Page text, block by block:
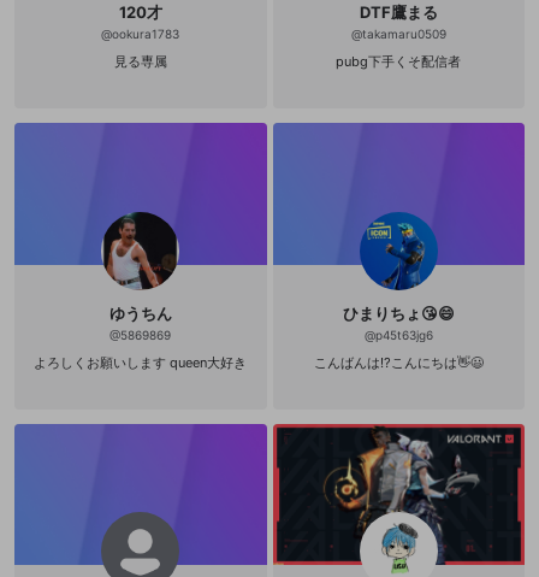
120才
@ookura1783
見る専属
DTF鷹まる
@takamaru0509
pubg下手くそ配信者
ゆうちん
@5869869
よろしくお願いします queen大好き
ひまりちょ😘😄
@p45t63jg6
こんばんは⁉️こんにちは👋😃